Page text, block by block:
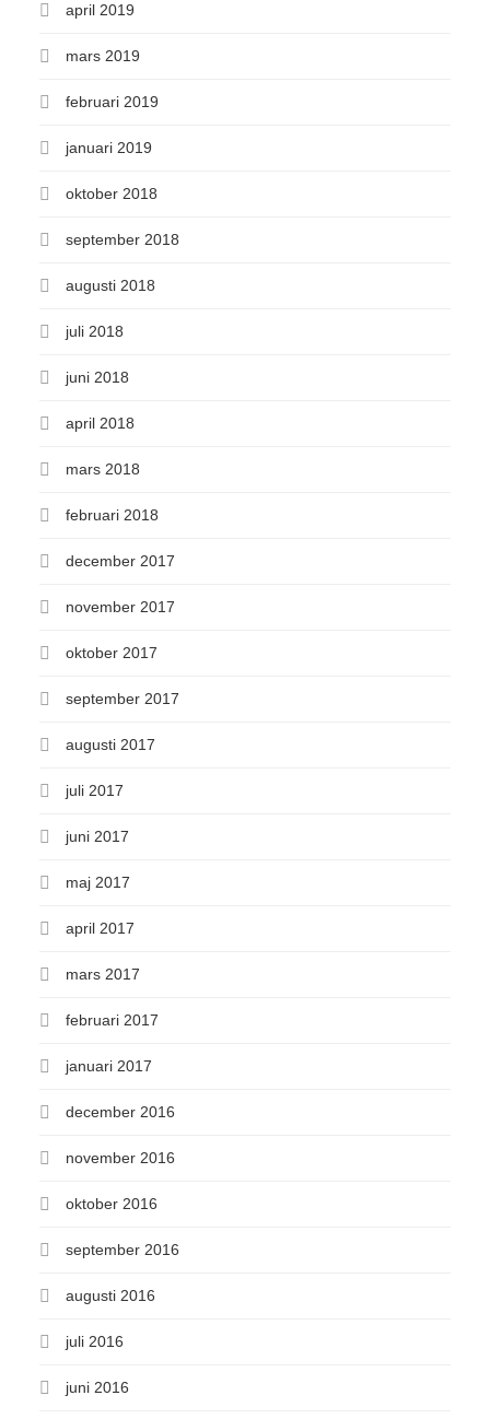
april 2019
mars 2019
februari 2019
januari 2019
oktober 2018
september 2018
augusti 2018
juli 2018
juni 2018
april 2018
mars 2018
februari 2018
december 2017
november 2017
oktober 2017
september 2017
augusti 2017
juli 2017
juni 2017
maj 2017
april 2017
mars 2017
februari 2017
januari 2017
december 2016
november 2016
oktober 2016
september 2016
augusti 2016
juli 2016
juni 2016